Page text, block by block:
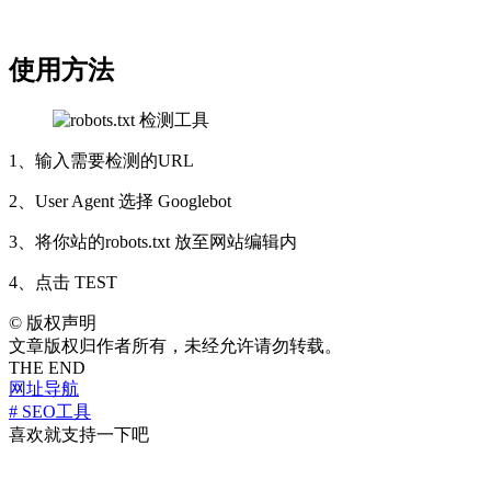
使用方法
1、输入需要检测的URL
2、User Agent 选择 Googlebot
3、将你站的robots.txt 放至网站编辑内
4、点击 TEST
© 版权声明
文章版权归作者所有，未经允许请勿转载。
THE END
网址导航
# SEO工具
喜欢就支持一下吧